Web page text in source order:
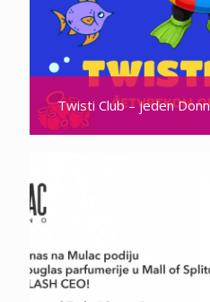
Twisti Club – jeden